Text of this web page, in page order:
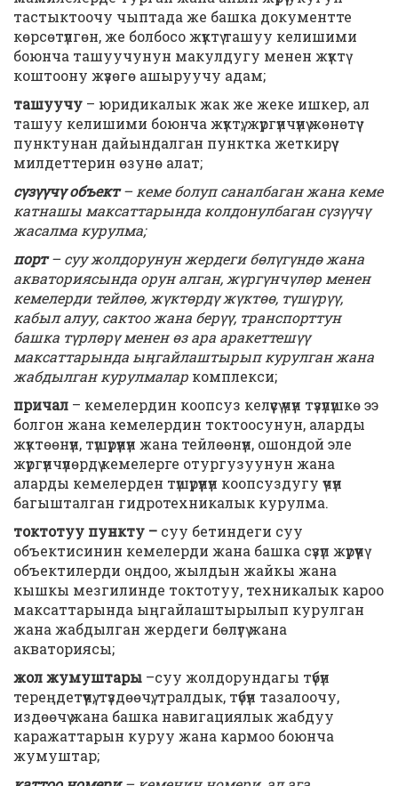
тастыктоочу чыптада же башка документте
көрсөтүлгөн, же болбосо жүктү ташуу келишими
боюнча ташуучунун макулдугу менен жүктү
коштоону жүзөгө ашыруучу адам;
ташуучу – юридикалык жак же жеке ишкер, ал
ташуу келишими боюнча жүктү, жүргүнчүнү жөнөтүү
пунктунан дайындалган пунктка жеткирүү
милдеттерин өзунө алат;
сүзүүчү объект– кеме болуп саналбаган жана кеме
катнашы максаттарында колдонулбаган сүзүүчү
жасалма курулма;
порт– суу жолдорунун жердеги бөлүгүндө жана
акваториясында орун алган, жүргүнчүлөр менен
кемелерди тейлөө, жүктөрдү жүктөө, түшүрүү,
кабыл алуу, сактоо жана берүү, транспорттун
башка түрлөрү менен өз ара аракеттешүү
максаттарында ыӊгайлаштырып курулган жана
жабдылган курулмалар комплекси;
причал – кемелердин коопсуз келүүсү үчүн түзүлүшкө ээ
болгон жана кемелердин токтоосунун, аларды
жүктөөнүн, түшүрүүнүн жана тейлөөнүн, ошондой эле
жүргүнчүлөрдү кемелерге отургузуунун жана
аларды кемелерден түшүрүүнүн коопсуздугу үчүн
багышталган гидротехникалык курулма.
токтотуу пункту – суу бетиндеги суу
объектисинин кемелерди жана башка сүзүп жүрүүчү
объектилерди оңдоо, жылдын жайкы жана
кышкы мезгилинде токтотуу, техникалык кароо
максаттарында ыңгайлаштырылып курулган
жана жабдылган жердеги бөлүгү жана
акваториясы;
жол жумуштары –суу жолдорундагы түбүн
тереңдетүүчү, түздөөчү, тралдык, түбүн тазалоочу,
издөөчү жана башка навигациялык жабдуу
каражаттарын куруу жана кармоо боюнча
жумуштар;